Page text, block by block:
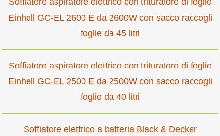
Einhell GC-EL 2600 E da 2600W con sacco raccogli
foglie da 45 litri
Soffiatore aspiratore elettrico con trituratore di foglie
Einhell GC-EL 2500 E da 2500W con sacco raccogli
foglie da 40 litri
Soffiatore elettrico a batteria Black & Decker